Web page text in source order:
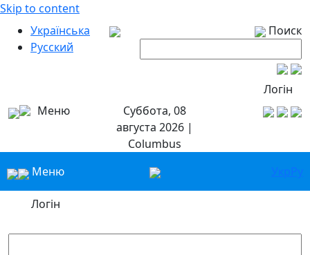
Skip to content
Українська
Русский
Поиск
Логін
Меню
Суббота, 08
августа 2026 |
Columbus
Меню
УкрРу
Логін